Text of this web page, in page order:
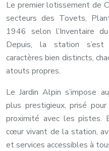
Le premier lotissement de
secteurs des Tovets,
1946 selon l’Inventaire
Depuis, la station
caractères bien distincts,
atouts propres.
Le Jardin Alpin s’impose
plus prestigieux, prisé
proximité avec les
cœur vivant de la station,
et services accessibles à